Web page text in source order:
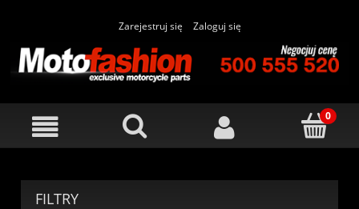
Zarejestruj się Zaloguj się
FILTRY